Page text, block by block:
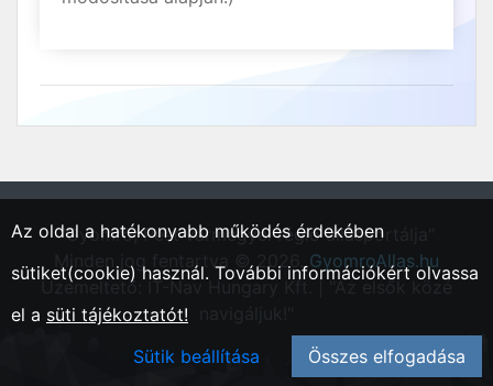
"Gyomrő, Pest vármegyei régió állásportálja"
Minden jog fentartva © 2026.GyomroAllas.hu
Üzemeltető: IT-Nav Hungary Kft. | "Az elsők közé
Az oldal a hatékonyabb működés érdekében
sütiket(cookie) használ. További információkért olvassa
el a süti tájékoztatót!
Sütik beállítása
Összes elfogadása